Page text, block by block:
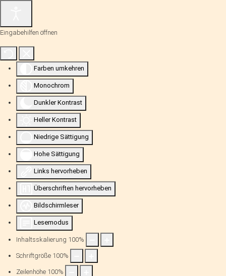
Eingabehilfen öffnen
Farben umkehren
Monochrom
Dunkler Kontrast
Heller Kontrast
Niedrige Sättigung
Hohe Sättigung
Links hervorheben
Überschriften hervorheben
Bildschirmleser
Lesemodus
Inhaltsskalierung 100%
Schriftgröße 100%
Zeilenhöhe 100%